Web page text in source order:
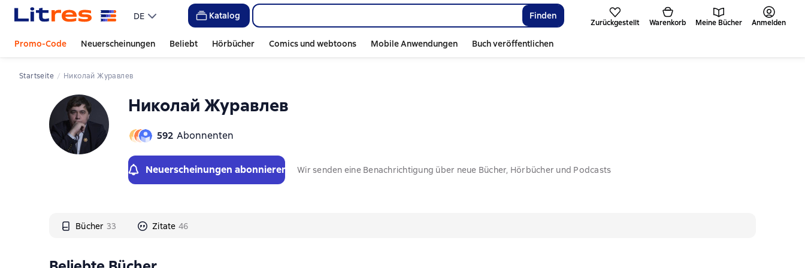
DE Katalog Finden
Zurückgestellt Warenkorb Meine Bücher Anmelden
Promo-Code Neuerscheinungen Beliebt Hörbücher Comics und webtoons Mobile Anwendungen Buch veröffentlichen
Startseite Николай Журавлев
Николай Журавлев
592 Abonnenten
Neuerscheinungen abonnieren Wir senden eine Benachrichtigung über neue Bücher, Hörbücher und Podcasts
Bücher 33 Zitate 46
Слайдер с книгами
Слайдер с книгами